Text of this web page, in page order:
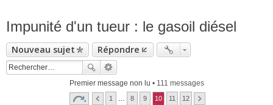
Impunité d'un tueur : le gasoil diésel
Nouveau sujet Répondre
Premier message non lu • 111 messages
1 8 9 10 11 12